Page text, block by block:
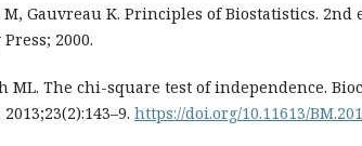
M, Gauvreau K. Principles of Biostatistics. 2nd
2000.
ML. The chi-square test of independence.
https://doi.org/10.11613/